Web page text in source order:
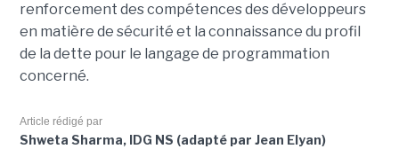
renforcement des compétences des développeurs
en matière de sécurité et la connaissance du profil
de la dette pour le langage de programmation
concerné.
Article rédigé par
Shweta Sharma, IDG NS (adapté par Jean Elyan)